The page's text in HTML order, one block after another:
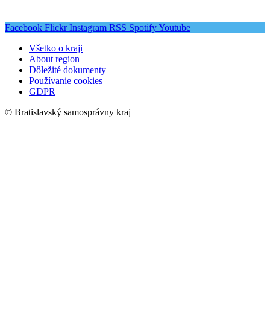
Facebook Flickr Instagram RSS SpotifyYoutube
Všetko o kraji
About region
Dôležité dokumenty
Používanie cookies
GDPR
© Bratislavský samosprávny kraj